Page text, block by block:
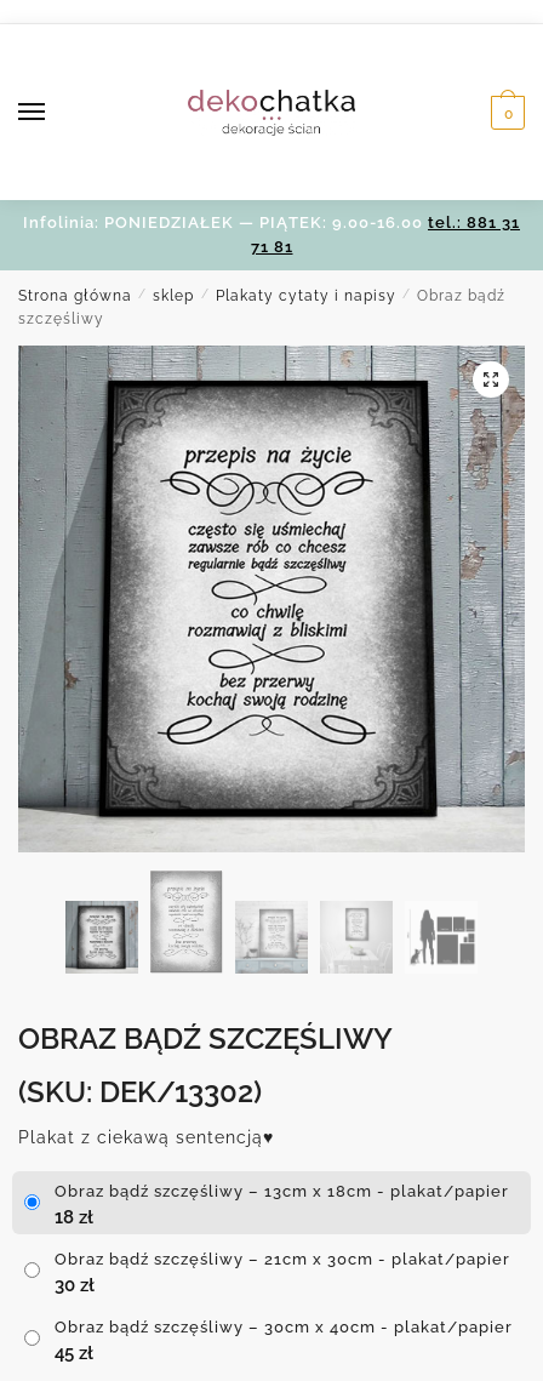
0
Infolinia: PONIEDZIAŁEK — PIĄTEK: 9.00-16.00 tel.: 881 31
71 81
Strona główna / sklep / Plakaty cytaty i napisy / Obraz bądź
szczęśliwy
OBRAZ BĄDŹ SZCZĘŚLIWY
(SKU: DEK/13302)
Plakat z ciekawą sentencją♥
Obraz bądź szczęśliwy – 13cm x 18cm - plakat/papier
18 zł
Obraz bądź szczęśliwy – 21cm x 30cm - plakat/papier
30 zł
Obraz bądź szczęśliwy – 30cm x 40cm - plakat/papier
45 zł